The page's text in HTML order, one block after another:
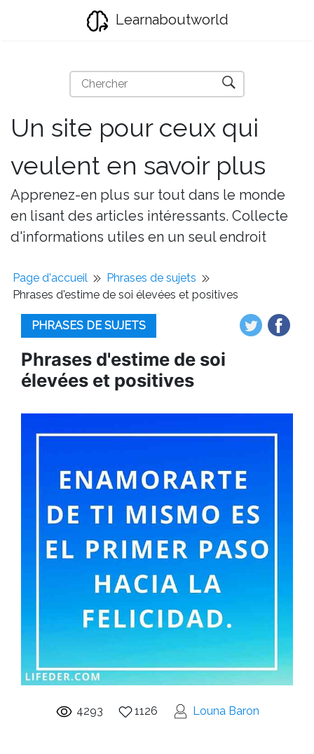
Learnaboutworld
Un site pour ceux qui
veulent en savoir plus
Apprenez-en plus sur tout dans le monde
en lisant des articles intéressants. Collecte
d'informations utiles en un seul endroit
Page d'accueil
Phrases de sujets
Phrases d'estime de soi élevées et positives
PHRASES DE SUJETS
Phrases d'estime de soi
élevées et positives
4293 1126 Louna Baron